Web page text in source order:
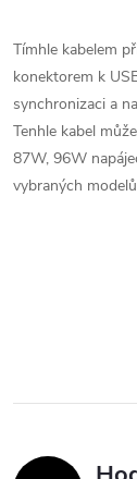
Tímhle kabelem
konektorem k
synchronizaci a
Tenhle kabel
87W, 96W
vybraných